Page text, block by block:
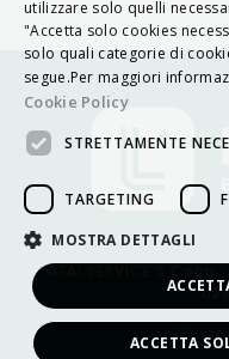
©FAI SERVICE S.Coop.
utilizzare solo quelli
"Accetta solo cookies
solo quali categorie di
segue.Per maggiori
Cookie Policy
STRETTAMENTE
TARGETING
MOSTRA DETTAGLI
ACCETTA